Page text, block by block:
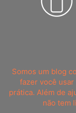
Somos um blog
fazer você
prática. Além de
não tem